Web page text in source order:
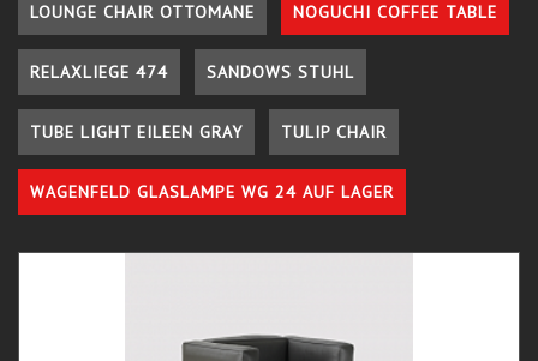
LOUNGE CHAIR OTTOMANE NOGUCHI COFFEE TABLE
RELAXLIEGE 474 SANDOWS STUHL
TUBE LIGHT EILEEN GRAY TULIP CHAIR
WAGENFELD GLASLAMPE WG 24 AUF LAGER